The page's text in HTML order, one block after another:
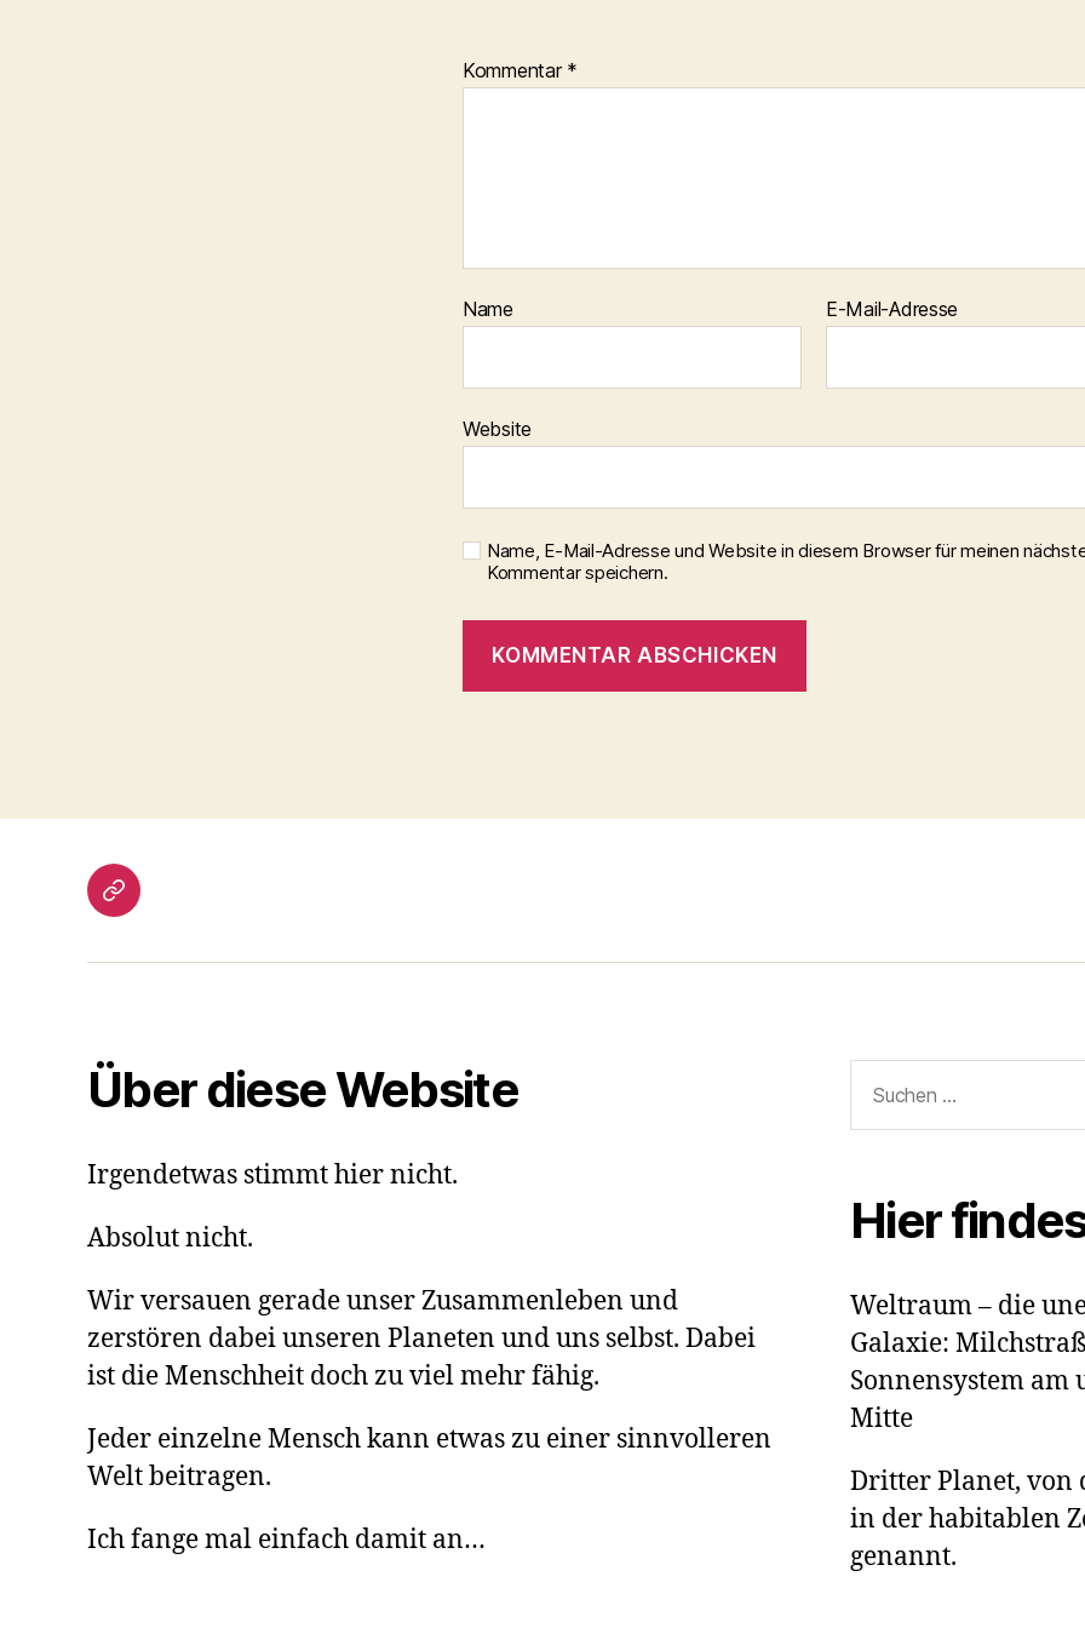
Kommentar *
Name E-Mail-Adresse
Website
Name, E-Mail-Adresse und Website in diesem Browser für meinen
Kommentar speichern.
Gästebuch
Über diese Website
Irgendetwas stimmt hier nicht.
Absolut nicht.
Wir versauen gerade unser Zusammenleben und
zerstören dabei unseren Planeten und uns selbst. Dabei
ist die Menschheit doch zu viel mehr fähig.
Jeder einzelne Mensch kann etwas zu einer sinnvolleren
Welt beitragen.
Ich fange mal einfach damit an…
nach:
Hier
Weltraum – die
Galaxie:
Sonnensystem
Mitte
Dritter Planet, von
in der habitablen
genannt.